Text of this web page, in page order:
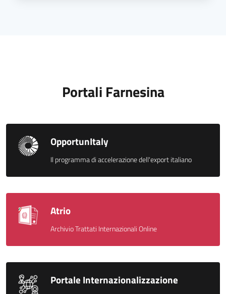
Portali Farnesina
OpportunItaly
Il programma di accelerazione dell'export italiano
Atrio
Archivio Trattati Internazionali Online
Portale Internazionalizzazione